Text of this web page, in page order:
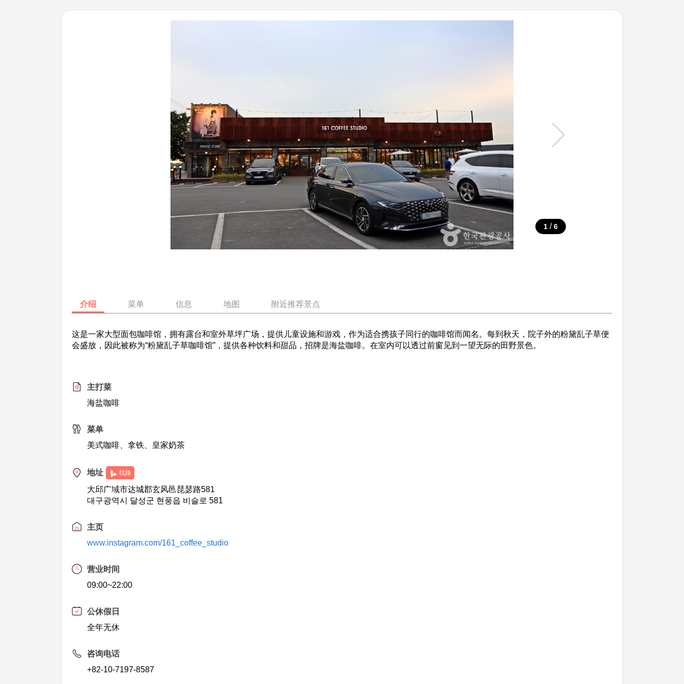
1 / 6
介绍 菜单 信息 地图 附近推荐景点
这是一家大型面包咖啡馆，拥有露台和室外草坪广场，提供儿童设施和游戏，作为适合携孩子同行的咖啡馆而闻名。每到秋天，院子外的粉黛乱子草便
会盛放，因此被称为“粉黛乱子草咖啡馆”，提供各种饮料和甜品，招牌是海盐咖啡。在室内可以透过前窗见到一望无际的田野景色。
主打菜
海盐咖啡
菜单
美式咖啡、拿铁、皇家奶茶
地址 找路
大邱广域市达城郡玄风邑琵瑟路581
대구광역시 달성군 현풍읍 비슬로 581
主页
www.instagram.com/161_coffee_studio
营业时间
09:00~22:00
公休假日
全年无休
咨询电话
+82-10-7197-8587